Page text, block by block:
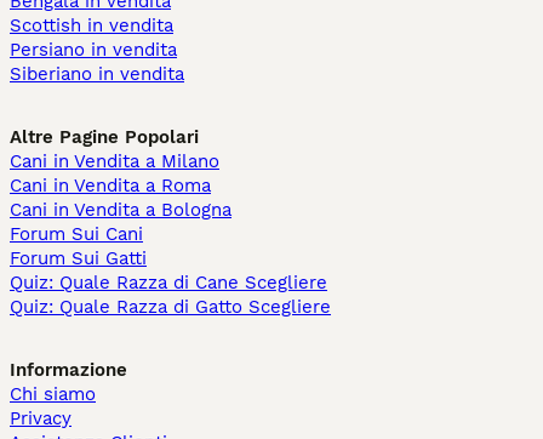
Scottish in vendita
Persiano in vendita
Siberiano in vendita
Altre Pagine Popolari
Cani in Vendita a Milano
Cani in Vendita a Roma
Cani in Vendita a Bologna
Forum Sui Cani
Forum Sui Gatti
Quiz: Quale Razza di Cane Scegliere
Quiz: Quale Razza di Gatto Scegliere
Informazione
Chi siamo
Privacy